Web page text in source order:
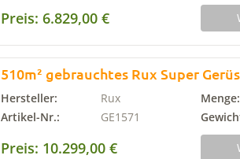
Preis: 6.829,00 €
510m² gebrauchtes Rux Super
Hersteller: Rux Menge:
Artikel-Nr.:
GE1571
Preis: 10.299,00 €